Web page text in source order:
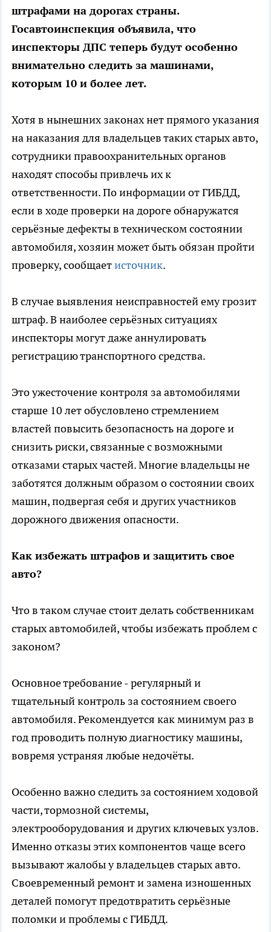
штрафами на дорогах страны.
Госавтоинспекция объявила, что
инспекторы ДПС теперь будут особенно
внимательно следить за машинами,
которым 10 и более лет.
Хотя в нынешних законах нет прямого указания
на наказания для владельцев таких старых авто,
сотрудники правоохранительных органов
находят способы привлечь их к
ответственности. По информации от ГИБДД,
если в ходе проверки на дороге обнаружатся
серьёзные дефекты в техническом состоянии
автомобиля, хозяин может быть обязан пройти
проверку, сообщаетисточник.
В случае выявления неисправностей ему грозит
штраф. В наиболее серьёзных ситуациях
инспекторы могут даже аннулировать
регистрацию транспортного средства.
Это ужесточение контроля за автомобилями
старше 10 лет обусловлено стремлением
властей повысить безопасность на дороге и
снизить риски, связанные с возможными
отказами старых частей. Многие владельцы не
заботятся должным образом о состоянии своих
машин, подвергая себя и других участников
дорожного движения опасности.
Как избежать штрафов и защитить свое
авто?
Что в таком случае стоит делать собственникам
старых автомобилей, чтобы избежать проблем с
законом?
Основное требование - регулярный и
тщательный контроль за состоянием своего
автомобиля. Рекомендуется как минимум раз в
год проводить полную диагностику машины,
вовремя устраняя любые недочёты.
Особенно важно следить за состоянием ходовой
части, тормозной системы,
электрооборудования и других ключевых узлов.
Именно отказы этих компонентов чаще всего
вызывают жалобы у владельцев старых авто.
Своевременный ремонт и замена изношенных
деталей помогут предотвратить серьёзные
поломки и проблемы с ГИБДД.